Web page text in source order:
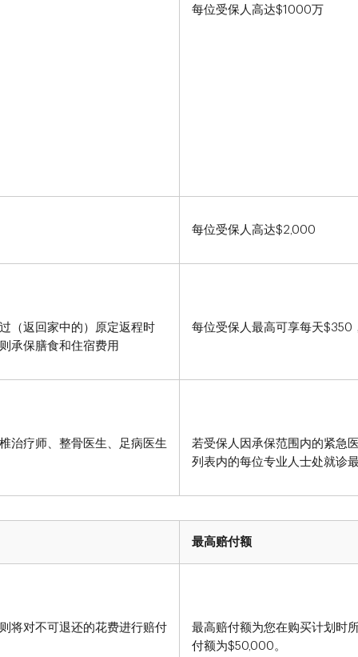
每位受保人高达$1000万
每位受保人高达$2,000
（返回家中的）原定返程时
承保膳食和住宿费用
每位受保人最高可享每天$350
治疗师、整骨医生、足病医生
若受保人因承保范围内的紧急
列表内的每位专业人士处就诊
最高赔付额
将对不可退还的花费进行赔付
最高赔付额为您在购买计划时
付额为$50,000。